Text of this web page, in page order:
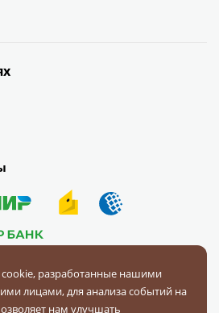
Компания.Все права
разработанные нашими
лицами, для анализа событий на
нам улучшать